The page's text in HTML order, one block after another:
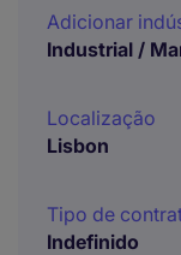
Adicionar
Industrial /
Localização
Lisbon
Tipo de
Indefinido